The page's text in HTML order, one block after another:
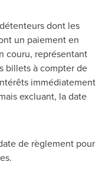
dont les
un paiement en
couru, représentant
billets à compter de
immédiatement
excluant, la date
de règlement pour